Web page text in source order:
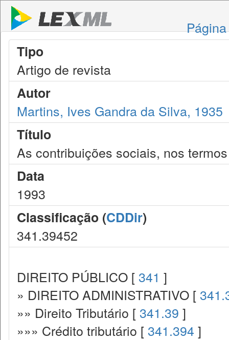
Tipo
Artigo de revista
Autor
Martins, Ives Gandra da Silva, 1935
Título
As contribuições sociais, nos
Data
1993
Classificação (CDDir)
341.39452
DIREITO PÚBLICO [ 341 ]
» DIREITO ADMINISTRATIVO [
»» Direito Tributário [ 341.39 ]
»»» Crédito tributário [ 341.394 ]